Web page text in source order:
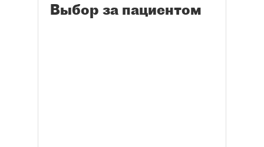
Выбор за пациентом